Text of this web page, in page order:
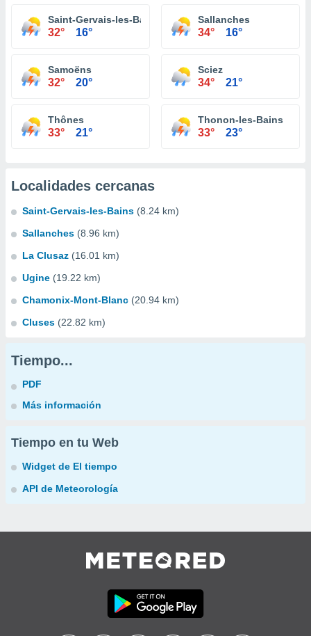
Saint-Gervais-les-Bains
32° 16°
Sallanches
34° 16°
Samoëns
32° 20°
Sciez
34° 21°
Thônes
33° 21°
Thonon-les-Bains
33° 23°
Localidades cercanas
Saint-Gervais-les-Bains (8.24 km)
Sallanches (8.96 km)
La Clusaz (16.01 km)
Ugine (19.22 km)
Chamonix-Mont-Blanc (20.94 km)
Cluses (22.82 km)
Tiempo...
PDF
Más información
Tiempo en tu Web
Widget de El tiempo
API de Meteorología